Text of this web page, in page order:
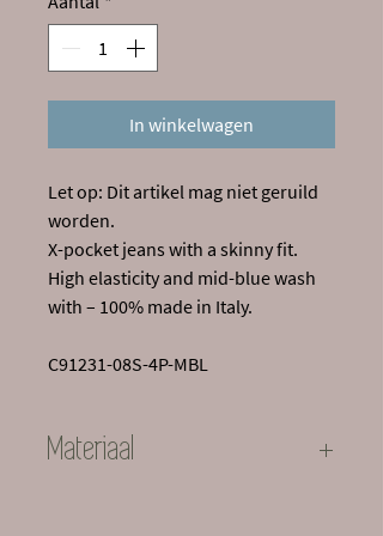
In winkelwagen
Let op: Dit artikel mag niet geruild
worden.
X-pocket jeans with a skinny fit.
High elasticity and mid-blue wash
with – 100% made in Italy.
C91231-08S-4P-MBL
Materiaal